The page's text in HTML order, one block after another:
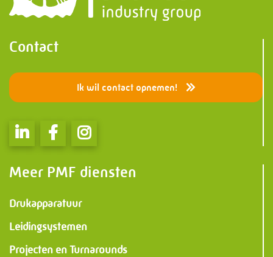
Contact
Ik wil contact opnemen!
Meer PMF diensten
Drukapparatuur
Leidingsystemen
Projecten en Turnarounds